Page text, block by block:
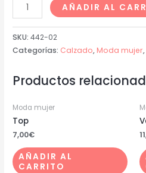
AÑADIR AL
SKU:442-02
Categorías: Calzado, Moda mujer
Productos
Moda mujer
Top
7,00€
AÑADIR AL
CARRITO